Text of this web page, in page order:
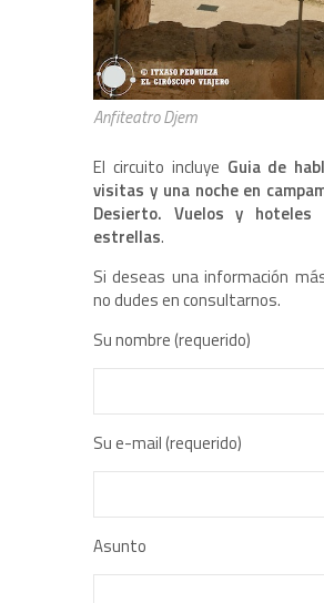
Anfiteatro Djem
El circuito incluye Guia de
visitas y una noche en
Desierto. Vuelos y
estrellas.
Si deseas una información
no dudes en consultarnos.
Su nombre (requerido)
Su e-mail (requerido)
Asunto